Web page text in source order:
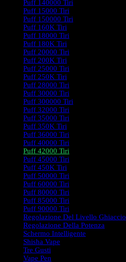
Puff 140000 Tiri
Puff 15000 Tiri
Puff 150000 Tiri
Puff 160K Tiri
Puff 18000 Tiri
Puff 180K Tiri
Puff 20000 Tiri
Puff 200K Tiri
Puff 25000 Tiri
Puff 250K Tiri
Puff 28000 Tiri
Puff 30000 Tiri
Puff 300000 Tiri
Puff 32000 Tiri
Puff 35000 Tiri
Puff 350K Tiri
Puff 36000 Tiri
Puff 40000 Tiri
Puff 42000 Tiri
Puff 45000 Tiri
Puff 450K Tiri
Puff 50000 Tiri
Puff 60000 Tiri
Puff 80000 Tiri
Puff 85000 Tiri
Puff 90000 Tiri
Regolazione Del Livello Ghiaccio
Regolazione Della Potenza
Schermo Intelligente
Shisha Vape
Tre Gusti
Vape Pen